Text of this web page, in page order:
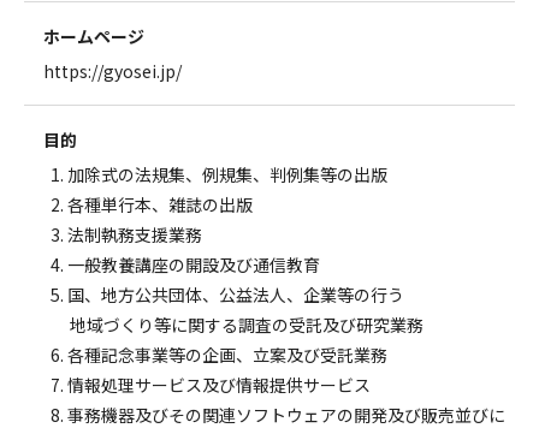
ホームページ
https://gyosei.jp/
目的
加除式の法規集、例規集、判例集等の出版
各種単行本、雑誌の出版
法制執務支援業務
一般教養講座の開設及び通信教育
国、地方公共団体、公益法人、企業等の行う
地域づくり等に関する調査の受託及び研究業務
各種記念事業等の企画、立案及び受託業務
情報処理サービス及び情報提供サービス
事務機器及びその関連ソフトウェアの開発及び販売並びに